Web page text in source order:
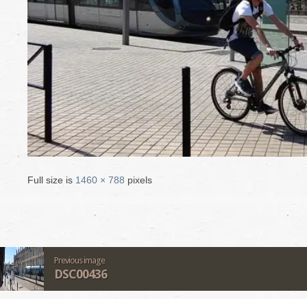
Full size is 1460 × 788 pixels
Previous image
DSC00436